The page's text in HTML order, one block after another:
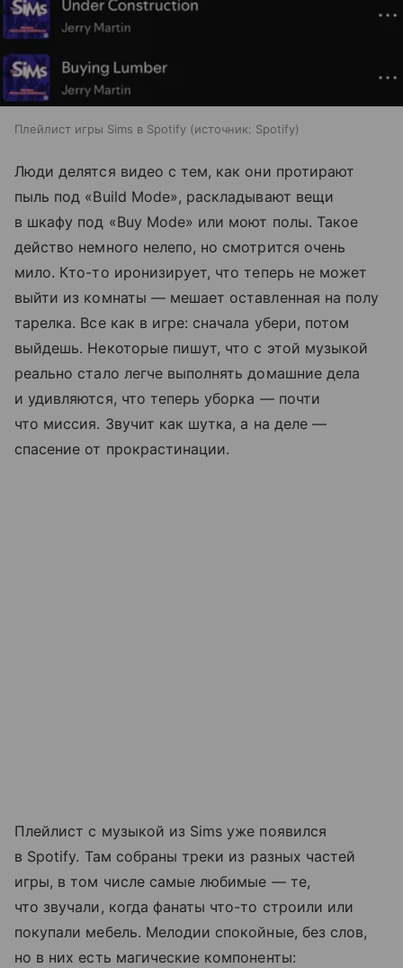
Плейлист игры Sims в Spotify источник: Spotify
Люди делятся видео с тем, как они протирают
пыль под «Build Mode», раскладывают вещи
в шкафу под «Buy Mode» или моют полы. Такое
действо немного нелепо, но смотрится очень
мило. Кто-то иронизирует, что теперь не может
выйти из комнаты — мешает оставленная на полу
тарелка. Все как в игре: сначала убери, потом
выйдешь. Некоторые пишут, что с этой музыкой
реально стало легче выполнять домашние дела
и удивляются, что теперь уборка — почти
что миссия. Звучит как шутка, а на деле —
спасение от прокрастинации.
Плейлист с музыкой из Sims уже появился
в Spotify. Там собраны треки из разных частей
игры, в том числе самые любимые — те,
что звучали, когда фанаты что-то строили или
покупали мебель. Мелодии спокойные, без слов,
но в них есть магические компоненты: